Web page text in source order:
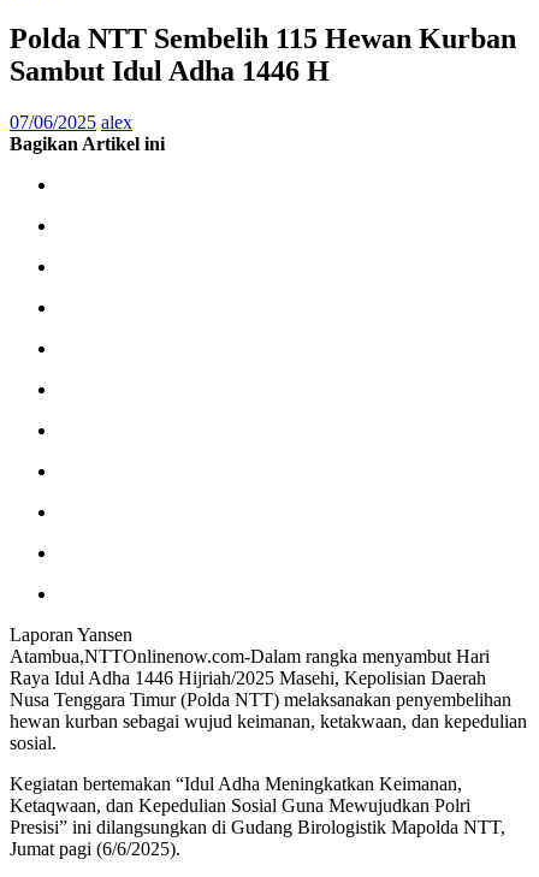
Polda NTT Sembelih 115 Hewan Kurban
Sambut Idul Adha 1446 H
07/06/2025 alex
Bagikan Artikel ini
Laporan Yansen
Atambua,NTTOnlinenow.com-Dalam rangka menyambut Hari
Raya Idul Adha 1446 Hijriah/2025 Masehi, Kepolisian Daerah
Nusa Tenggara Timur (Polda NTT) melaksanakan penyembelihan
hewan kurban sebagai wujud keimanan, ketakwaan, dan kepedulian
sosial.
Kegiatan bertemakan “Idul Adha Meningkatkan Keimanan,
Ketaqwaan, dan Kepedulian Sosial Guna Mewujudkan Polri
Presisi” ini dilangsungkan di Gudang Birologistik Mapolda NTT,
Jumat pagi (6/6/2025).